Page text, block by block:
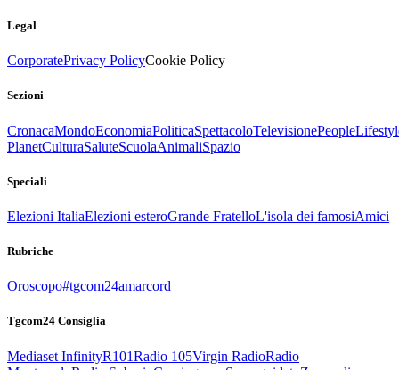
Legal
CorporatePrivacy PolicyCookie Policy
Sezioni
CronacaMondoEconomiaPoliticaSpettacoloTelevisionePeople
PlanetCulturaSaluteScuolaAnimaliSpazio
Speciali
Elezioni ItaliaElezioni esteroGrande FratelloL'isola dei famosiAmici
Rubriche
Oroscopo#tgcom24amarcord
Tgcom24 Consiglia
Mediaset InfinityR101Radio 105Virgin RadioRadio